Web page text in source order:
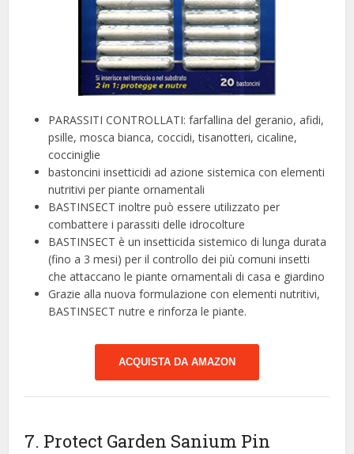
PARASSITI CONTROLLATI: farfallina del geranio, afidi,
psille, mosca bianca, coccidi, tisanotteri, cicaline,
cocciniglie
bastoncini insetticidi ad azione sistemica con elementi
nutritivi per piante ornamentali
BASTINSECT inoltre può essere utilizzato per
combattere i parassiti delle idrocolture
BASTINSECT è un insetticida sistemico di lunga durata
(fino a 3 mesi) per il controllo dei più comuni insetti
che attaccano le piante ornamentali di casa e giardino
Grazie alla nuova formulazione con elementi nutritivi,
BASTINSECT nutre e rinforza le piante.
ACQUISTA DA AMAZON
7. Protect Garden Sanium Pin